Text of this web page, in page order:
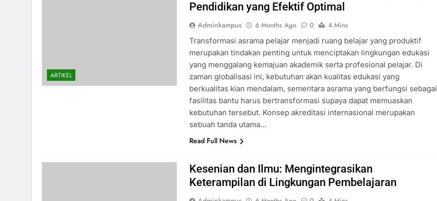
ARTIKEL
Pendidikan yang Efektif Optimal
Adminkampus 6 Months Ago 0
4 Mins
Transformasi asrama pelajar menjadi ruang belajar yang produktif
merupakan tindakan penting untuk menciptakan lingkungan edukasi
yang menggalang kemajuan akademik serta profesional pelajar. Di
zaman globalisasi ini, kebutuhan akan kualitas edukasi yang
berkualitas kian mendalam, sementara asrama yang berfungsi sebagai
fasilitas bantu harus bertransformasi supaya dapat memuaskan
kebutuhan tersebut. Konsep akreditasi internasional merupakan
sebuah tanda utama…
Read Full News
Kesenian dan Ilmu: Mengintegrasikan
Keterampilan di Lingkungan Pembelajaran